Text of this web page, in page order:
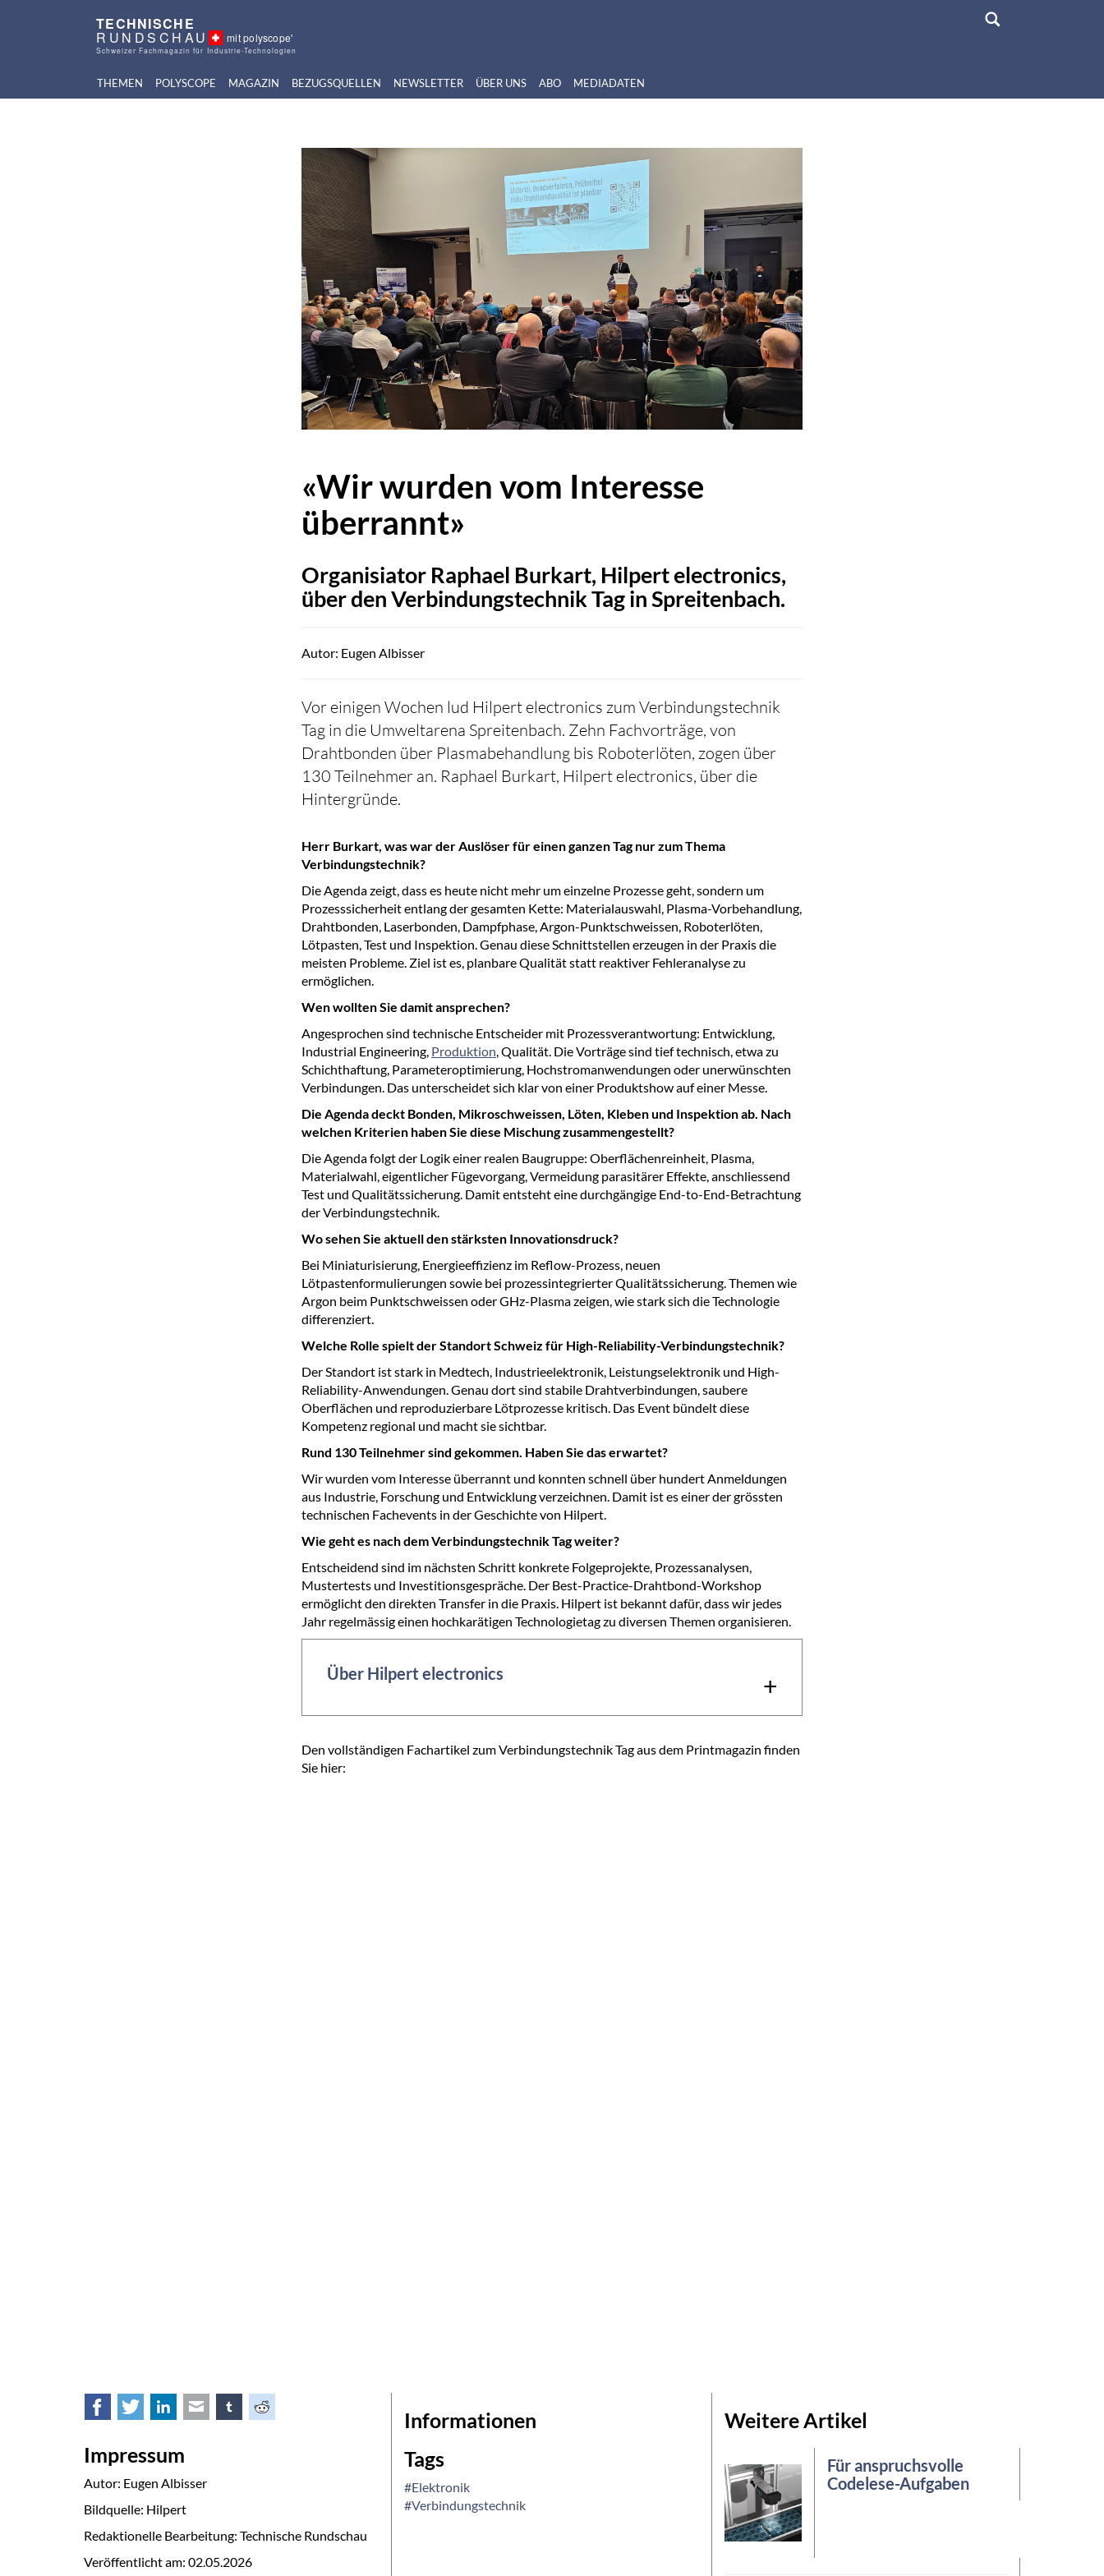
TECHNISCHE
RUNDSCHAU mit polyscope'
Schweizer Fachmagazin für Industrie-Technologien
THEMEN POLYSCOPE MAGAZIN BEZUGSQUELLEN NEWSLETTER ÜBER UNS ABO MEDIADATEN
«Wir wurden vom Interesse
überrannt»
Organisiator Raphael Burkart, Hilpert electronics,
über den Verbindungstechnik Tag in Spreitenbach.
Autor: Eugen Albisser
Vor einigen Wochen lud Hilpert electronics zum Verbindungstechnik
Tag in die Umweltarena Spreitenbach. Zehn Fachvorträge, von
Drahtbonden über Plasmabehandlung bis Roboterlöten, zogen über
130 Teilnehmer an. Raphael Burkart, Hilpert electronics, über die
Hintergründe.
Herr Burkart, was war der Auslöser für einen ganzen Tag nur zum Thema
Verbindungstechnik?
Die Agenda zeigt, dass es heute nicht mehr um einzelne Prozesse geht, sondern um
Prozesssicherheit entlang der gesamten Kette: Materialauswahl, Plasma-Vorbehandlung,
Drahtbonden, Laserbonden, Dampfphase, Argon-Punktschweissen, Roboter­löten,
Lötpasten, Test und Inspektion. Genau diese Schnittstellen erzeugen in der Praxis die
meisten Probleme. Ziel ist es, planbare Qualität statt reaktiver Fehleranalyse zu
ermöglichen.
Wen wollten Sie damit ansprechen?
Angesprochen sind technische Entscheider mit Prozessverantwortung: Entwicklung,
Industrial Engineering, Produktion, Qualität. Die Vorträge sind tief technisch, etwa zu
Schichthaftung, Parameteroptimierung, Hochstromanwendungen oder unerwünschten
Verbindungen. Das unterscheidet sich klar von einer Produktshow auf einer Messe.
Die Agenda deckt Bonden, Mikroschweissen, Löten, Kleben und Inspektion ab. Nach
welchen Kriterien haben Sie diese Mischung zusammengestellt?
Die Agenda folgt der Logik einer realen Baugruppe: Oberflächenreinheit, Plasma,
Materialwahl, eigentlicher Fügevorgang, Vermeidung parasitärer Effekte, anschliessend
Test und Qualitätssicherung. Damit entsteht eine durchgängige End-to-End-Betrachtung
der Verbindungstechnik.
Wo sehen Sie aktuell den stärksten Innovationsdruck?
Bei Miniaturisierung, Energieeffizienz im Reflow-Prozess, neuen
Lötpastenformulierungen sowie bei prozessintegrierter Qualitätssicherung. Themen wie
Argon beim Punktschweissen oder GHz-Plasma zeigen, wie stark sich die Technologie
differenziert.
Welche Rolle spielt der Standort Schweiz für High-Reliability-Verbindungstechnik?
Der Standort ist stark in Medtech, Industrieelektronik, Leistungselektronik und High-
Reliability-Anwendungen. Genau dort sind stabile Drahtverbindungen, saubere
Oberflächen und reproduzierbare Lötprozesse kritisch. Das Event bündelt diese
Kompetenz regional und macht sie sichtbar.
Rund 130 Teilnehmer sind gekommen. Haben Sie das erwartet?
Wir wurden vom Interesse überrannt und konnten schnell über hundert Anmeldungen
aus Industrie, Forschung und Entwicklung verzeichnen. Damit ist es einer der grössten
technischen Fachevents in der Geschichte von Hilpert.
Wie geht es nach dem Verbindungstechnik Tag weiter?
Entscheidend sind im nächsten Schritt konkrete Folgeprojekte, Prozessanalysen,
Mustertests und Investitionsgespräche. Der Best-Practice-Drahtbond-Workshop
ermöglicht den direkten Transfer in die Praxis. Hilpert ist bekannt dafür, dass wir jedes
Jahr regelmässig einen hochkarätigen Technologietag zu diversen Themen organisieren.
+
Über Hilpert electronics
Den vollständigen Fachartikel zum Verbindungstechnik Tag aus dem Printmagazin finden
Sie hier:
Facebook
TwitterLinkedInE-mail tumblrReddit
Impressum
Autor: Eugen Albisser
Bildquelle: Hilpert
Redaktionelle Bearbeitung: Technische Rundschau
Veröffentlicht am: 02.05.2026
Informationen
Tags
#Elektronik
#Verbindungstechnik
Weitere Artikel
Für anspruchsvolle
Codelese-Aufgaben